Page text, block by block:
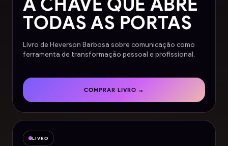
TODAS AS PORTAS
Livro de Heverson Barbosa sobre comunicação como
ferramenta de transformação pessoal e profissional.
COMPRAR LIVRO →
LIVRO